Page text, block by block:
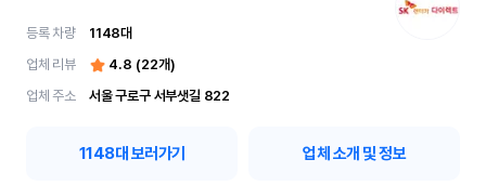
등록 차량 1148대
업체 리뷰
4.8 (22개)
업체 주소
서울 구로구 서부샛길 822
1148대 보러가기 업체 소개 및 정보